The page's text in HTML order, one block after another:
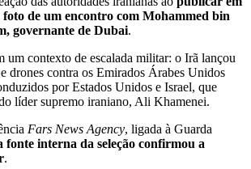
de um encontro com Mohammed bin
governante de Dubai.
um contexto de escalada militar: o Irã lançou
drones contra os Emirados Árabes Unidos
por Estados Unidos e Israel, que
líder supremo iraniano, Ali Khamenei.
Fars News Agency, ligada à Guarda
fonte interna da seleção confirmou a
.